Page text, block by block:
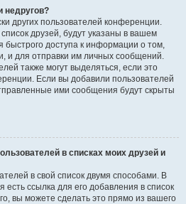
недругов?
других пользователей конференции.
друзей, будут указаны в вашем
быстрого доступа к информации о том,
и для отправки им личных сообщений.
также могут выделяться, если это
Если вы добавили пользователей
ими сообщения будут скрыты
в списках моих друзей и
в свой список двумя способами. В
ссылка для его добавления в список
вы можете сделать это прямо из вашего